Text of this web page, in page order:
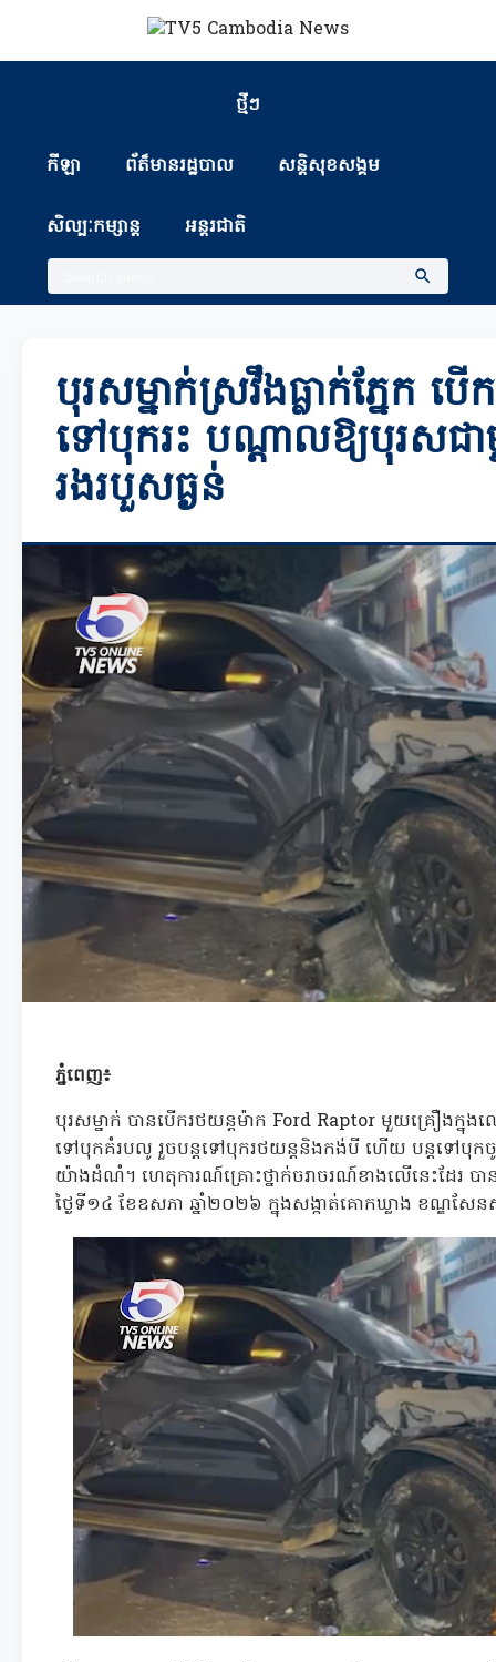
ថ្មីៗ
កីឡា ព័ត៏មានរដ្ឋបាល សន្តិសុខសង្គម
សិល្បៈកម្សាន្ត អន្តរជាតិ
បុរសម្នាក់ស្រវឹងធ្លាក់ភ្នែក បើ
ទៅបុករះ បណ្ដាលឱ្យបុរសជា
រងរបួសធ្ងន់
ភ្នំពេញ៖
បុរសម្នាក់ បានបើករថយន្តម៉ាក Ford Raptor មួយគ្រឿងក្នុង
ទៅបុកគំរបលូ រួចបន្តទៅបុករថយន្តនិងកង់បី ហើយ បន្តទៅបុ
យ៉ាងដំណំ។ ហេតុការណ៍គ្រោះថ្នាក់ចរាចរណ៍ខាងលើនេះដែរ
ថ្ងៃទី១៤ ខែឧសភា ឆ្នាំ២០២៦ ក្នុងសង្កាត់គោកឃ្លាង ខណ្ឌសែ